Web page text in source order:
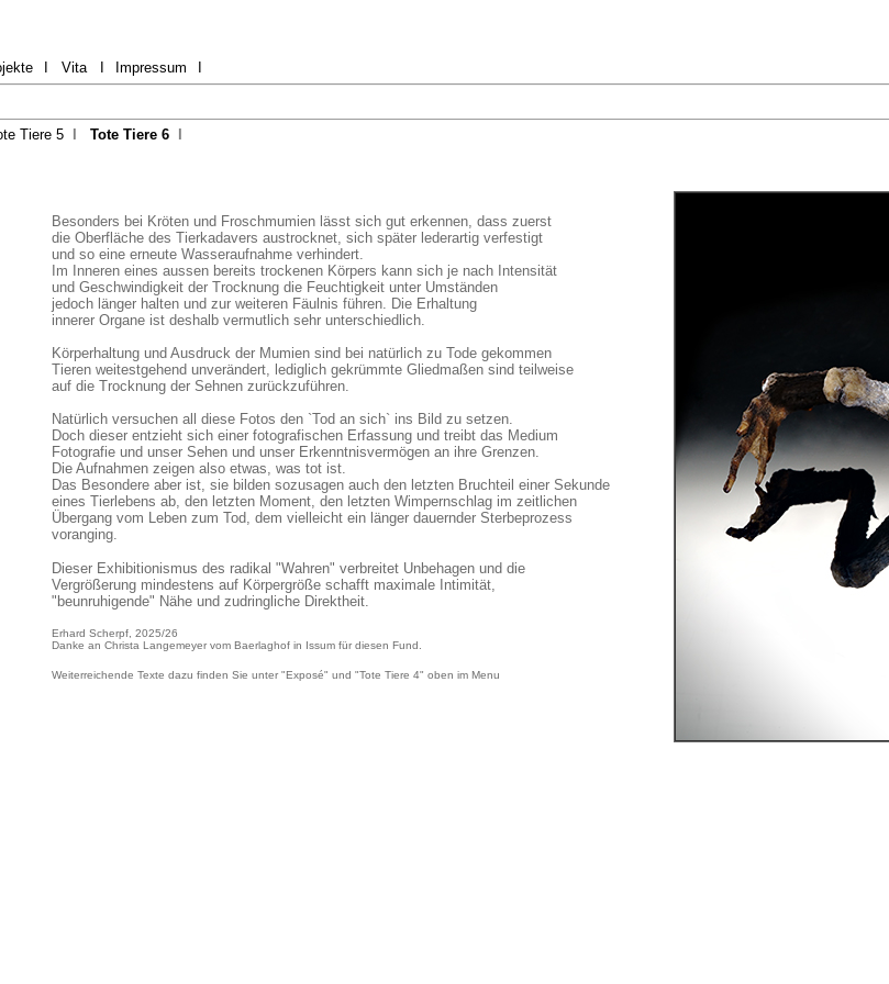
Vita Impressum
Tiere 5 Tote Tiere 6
Besonders bei Kröten und Froschmumien lässt sich gut erkennen, dass zuerst
die Oberfläche des Tierkadavers austrocknet, sich später lederartig verfestigt
und so eine erneute Wasseraufnahme verhindert.
Im Inneren eines aussen bereits trockenen Körpers kann sich je nach Intensität
und Geschwindigkeit der Trocknung die Feuchtigkeit unter Umständen
jedoch länger halten und zur weiteren Fäulnis führen. Die Erhaltung
innerer Organe ist deshalb vermutlich sehr unterschiedlich.
Körperhaltung und Ausdruck der Mumien sind bei natürlich zu Tode gekommen
Tieren weitestgehend unverändert, lediglich gekrümmte Gliedmaßen sind teilweise
auf die Trocknung der Sehnen zurückzuführen.
Natürlich versuchen all diese Fotos den `Tod an sich` ins Bild zu setzen.
Doch dieser entzieht sich einer fotografischen Erfassung und treibt das Medium
Fotografie und unser Sehen und unser Erkenntnisvermögen an ihre Grenzen.
Die Aufnahmen zeigen also etwas, was tot ist.
Das Besondere aber ist, sie bilden sozusagen auch den letzten Bruchteil einer Sekunde
eines Tierlebens ab, den letzten Moment, den letzten Wimpernschlag im zeitlichen
Übergang vom Leben zum Tod, dem vielleicht ein länger dauernder Sterbeprozess
voranging.
Dieser Exhibitionismus des radikal "Wahren" verbreitet Unbehagen und die
Vergrößerung mindestens auf Körpergröße schafft maximale Intimität,
"beunruhigende" Nähe und zudringliche Direktheit.
Erhard Scherpf, 2025/26
Danke an Christa Langemeyer vom Baerlaghof in Issum für diesen Fund.
Weiterreichende Texte dazu finden Sie unter "Exposé" und "Tote Tiere 4" oben im Menu